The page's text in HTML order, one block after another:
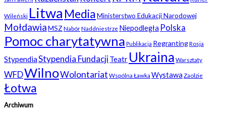
Wileński Litwa MediaMinisterstwo Edukacji Narodowej
MołdawiaMSZ NabórNaddniestrze Niepodległa Polska
Pomoc charytatywna Publikacja RegrantingRosja
StypendiaStypendia FundacjiTeatr Ukraina Warsztaty
WFDWilnoWolontariat Wspólna Ławka Wystawa Zaolzie
Łotwa
Archiwum